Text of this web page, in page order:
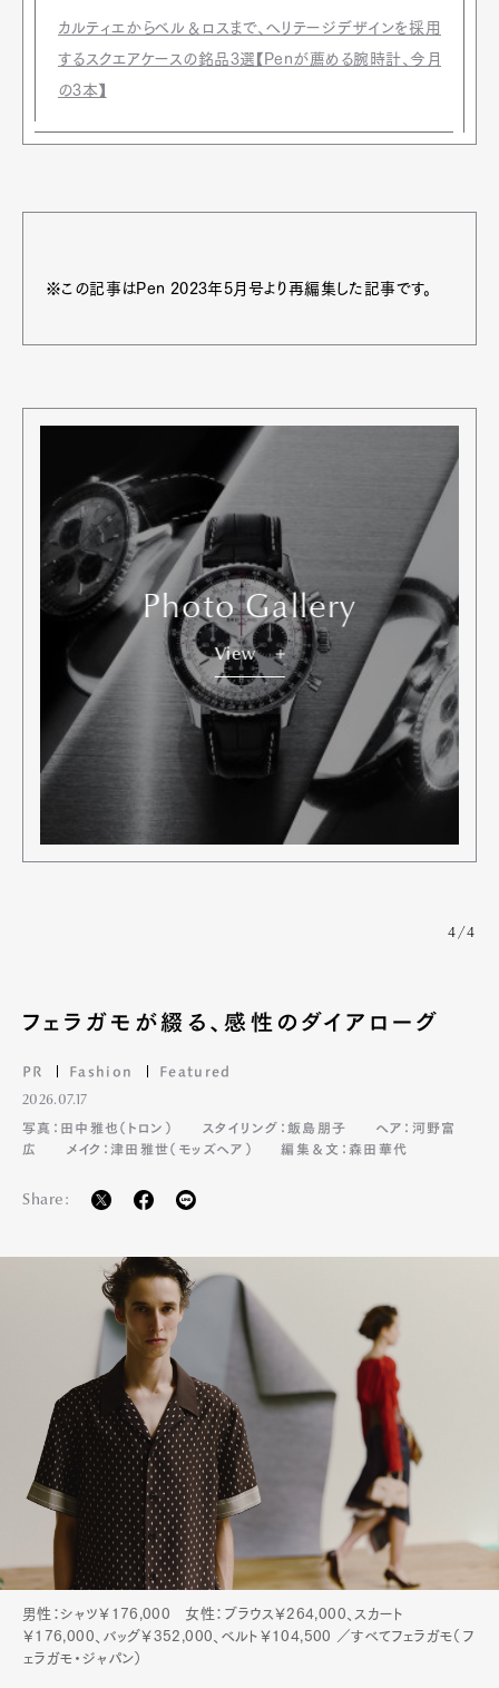
Pen Membership
Official Columnist
Contact
Pen Meet
Pen international Pen tw
カルティエからベル＆ロスまで、ヘリテージデザインを採用
するスクエアケースの銘品3選【Penが薦める腕時計、今月
の3本】
※この記事はPen 2023年5月号より再編集した記事です。
Photo Gallery
View
4/4
フェラガモが綴る、感性のダイアローグ
PR Fashion Featured
2026.07.17
写真：田中雅也（トロン）
スタイリング：飯島朋子
ヘア：河野富
広
メイク：津田雅世（モッズヘア） 編集＆文：森田華代
Share:
男性：シャツ￥176,000 女性：ブラウス￥264,000、スカート
￥176,000、バッグ￥352,000、ベルト￥104,500 ／すべてフェラガモ（フ
ェラガモ・ジャパン）